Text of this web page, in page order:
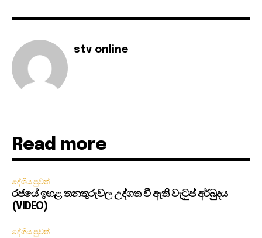
stv online
Read more
දේශීය පුවත්
රජයේ ඉහළ තනතුරුවල උද්ගත වී ඇති වැටුප් අර්බුදය
(VIDEO)
දේශීය පුවත්